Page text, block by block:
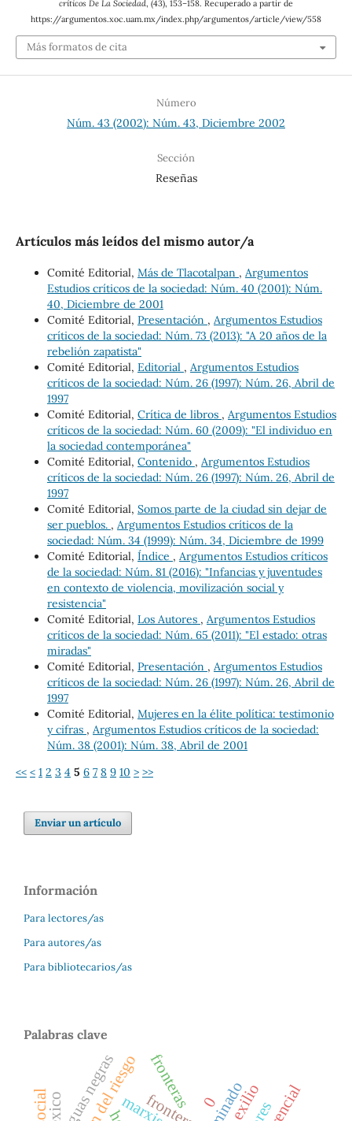
críticos De La Sociedad, (43), 153–158. Recuperado a partir de
https://argumentos.xoc.uam.mx/index.php/argumentos/article/view/558
Más formatos de cita
Número
Núm. 43 (2002): Núm. 43, Diciembre 2002
Sección
Reseñas
Artículos más leídos del mismo autor/a
Comité Editorial, Más de Tlacotalpan , Argumentos
Estudios críticos de la sociedad: Núm. 40 (2001): Núm.
40, Diciembre de 2001
Comité Editorial, Presentación , Argumentos Estudios
críticos de la sociedad: Núm. 73 (2013): "A 20 años de la
rebelión zapatista"
Comité Editorial, Editorial , Argumentos Estudios
críticos de la sociedad: Núm. 26 (1997): Núm. 26, Abril de
1997
Comité Editorial, Crítica de libros , Argumentos Estudios
críticos de la sociedad: Núm. 60 (2009): "El individuo en
la sociedad contemporánea"
Comité Editorial, Contenido , Argumentos Estudios
críticos de la sociedad: Núm. 26 (1997): Núm. 26, Abril de
1997
Comité Editorial, Somos parte de la ciudad sin dejar de
ser pueblos. , Argumentos Estudios críticos de la
sociedad: Núm. 34 (1999): Núm. 34, Diciembre de 1999
Comité Editorial, Índice , Argumentos Estudios críticos
de la sociedad: Núm. 81 (2016): "Infancias y juventudes
en contexto de violencia, movilización social y
resistencia"
Comité Editorial, Los Autores , Argumentos Estudios
críticos de la sociedad: Núm. 65 (2011): "El estado: otras
miradas"
Comité Editorial, Presentación , Argumentos Estudios
críticos de la sociedad: Núm. 26 (1997): Núm. 26, Abril de
1997
Comité Editorial, Mujeres en la élite política: testimonio
y cifras , Argumentos Estudios críticos de la sociedad:
Núm. 38 (2001): Núm. 38, Abril de 2001
<< < 1 2 3 4 5 6 7 8 9 10 > >>
Enviar un artículo
Información
Para lectores/as
Para autores/as
Para bibliotecarios/as
Palabras clave
aguas negras minado
frontera exilio
fronteras 0